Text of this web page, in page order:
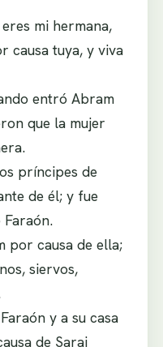
mi hermana,
causa tuya, y viva
entró Abram
que la mujer
príncipes de
de él; y fue
Faraón.
por causa de ella;
siervos,
y a su casa
de Sarai